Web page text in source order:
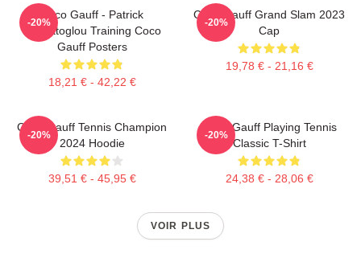
Coco Gauff - Patrick
Mouratoglou Training Coco
Gauff Posters
18,21 € - 42,22 €
-20%
Coco Gauff Grand Slam 2023
Cap
19,78 € - 21,16 €
-20%
Coco Gauff Tennis Champion
2024 Hoodie
39,51 € - 45,95 €
-20%
Coco Gauff Playing Tennis
Classic T-Shirt
24,38 € - 28,06 €
-20%
VOIR PLUS